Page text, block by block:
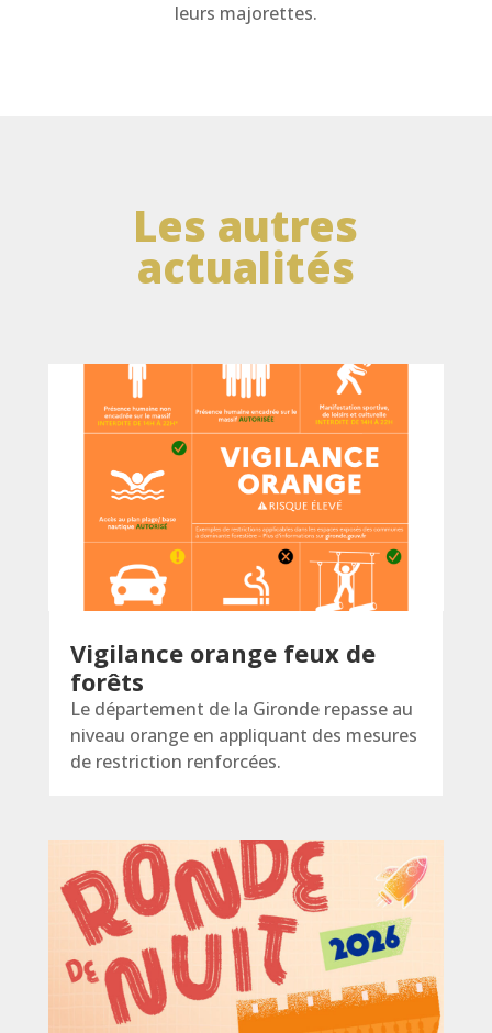
leurs majorettes.
Les autres
actualités
Vigilance orange feux de
forêts
Le département de la Gironde repasse au
niveau orange en appliquant des mesures
de restriction renforcées.